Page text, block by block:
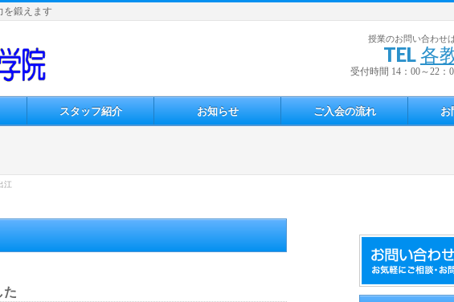
を鍛えます
授業のお問い合わせ
TEL各
受付時間 14：00～22：
スタッフ紹介 お知らせ ご入会の流れ お
江
た